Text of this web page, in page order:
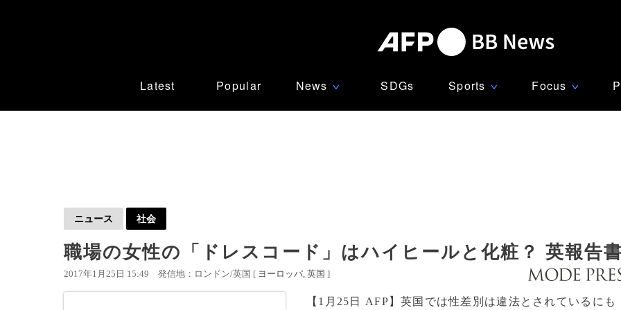
Latest Popular News ∨ SDGs Sports ∨ Focus ∨
ニュース 社会
職場の女性の「ドレスコード」はハイヒールと化粧？ 英報告書
2017年1月25日 15:49 発信地：ロンドン/英国 [ ヨーロッパ 英国 ]
【1月25日 AFP】英国では性差別は違法とされているにも